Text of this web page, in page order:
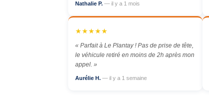
Nathalie P. — il y a 1 mois
★★★★★
« Parfait à Le Plantay ! Pas de prise de tête,
le véhicule retiré en moins de 2h après mon
appel. »
Aurélie H. — il y a 1 semaine